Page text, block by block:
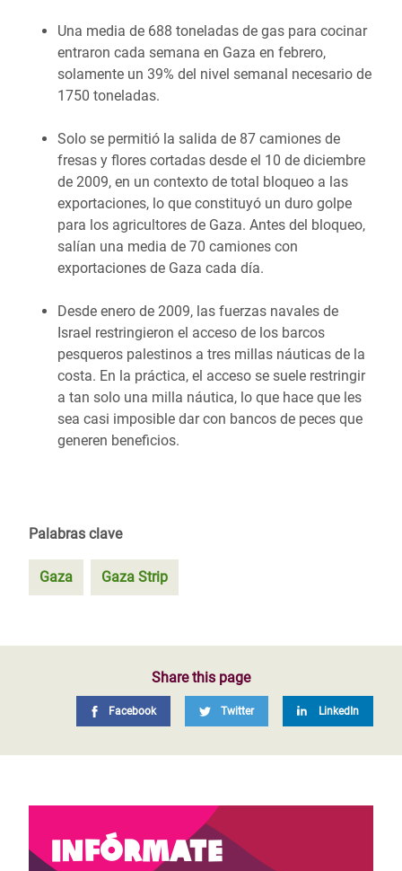
Una media de 688 toneladas de gas para cocinar
entraron cada semana en Gaza en febrero,
solamente un 39% del nivel semanal necesario de
1750 toneladas.
Solo se permitió la salida de 87 camiones de
fresas y flores cortadas desde el 10 de diciembre
de 2009, en un contexto de total bloqueo a las
exportaciones, lo que constituyó un duro golpe
para los agricultores de Gaza. Antes del bloqueo,
salían una media de 70 camiones con
exportaciones de Gaza cada día.
Desde enero de 2009, las fuerzas navales de
Israel restringieron el acceso de los barcos
pesqueros palestinos a tres millas náuticas de la
costa. En la práctica, el acceso se suele restringir
a tan solo una milla náutica, lo que hace que les
sea casi imposible dar con bancos de peces que
generen beneficios.
Palabras clave
Gaza Gaza Strip
Share this page
Facebook Twitter LinkedIn
Infórmate